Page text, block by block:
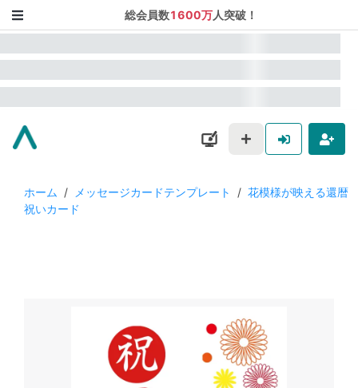
総会員数1600万人突破！
ホーム / メッセージカードテンプレート / 花模様が映える還暦
祝いカード